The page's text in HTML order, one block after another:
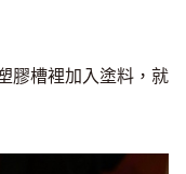
膠槽裡加入塗料，就